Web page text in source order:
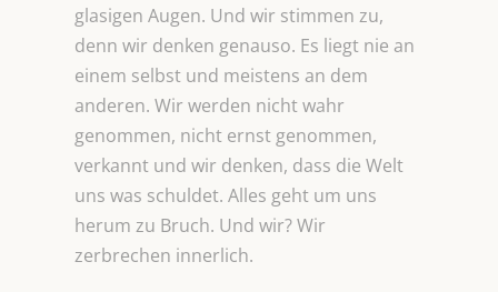
glasigen Augen. Und wir stimmen zu,
denn wir denken genauso. Es liegt nie an
einem selbst und meistens an dem
anderen. Wir werden nicht wahr
genommen, nicht ernst genommen,
verkannt und wir denken, dass die Welt
uns was schuldet. Alles geht um uns
herum zu Bruch. Und wir? Wir
zerbrechen innerlich.